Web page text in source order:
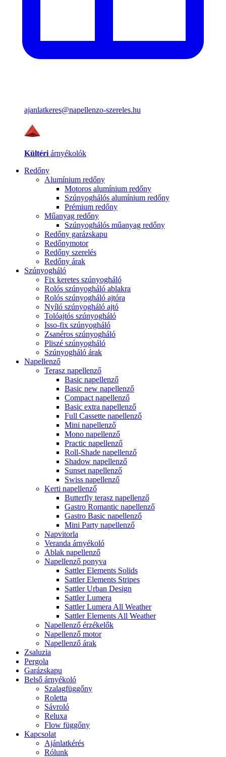
ajanlatkeres@napellenzo-szereles.hu
Kültéri árnyékolók
Redőny
Alumínium redőny
Motoros alumínium redőny
Szúnyoghálós alumínium redőny
Prémium redőny
Műanyag redőny
Szúnyoghálós műanyag redőny
Redőny garázskapu
Redőnymotor
Redőny szerelés
Redőny árak
Szúnyogháló
Fix keretes szúnyogháló
Rolós szúnyogháló ablakra
Rolós szúnyogháló ajtóra
Nyíló szúnyogháló ajtó
Tolóajtós szúnyogháló
Isso-fix szúnyogháló
Zsanéros szúnyogháló
Pliszé szúnyogháló
Szúnyogháló árak
Napellenző
Terasz napellenző
Basic napellenző
Basic new napellenző
Compact napellenző
Basic extra napellenző
Full Cassette napellenző
Mini napellenző
Mono napellenző
Practic napellenző
Roll-Shade napellenző
Shadow napellenző
Sunset napellenző
Swiss napellenző
Kerti napellenző
Butterfly terasz napellenző
Gastro Romantic napellenző
Gastro Basic napellenző
Mini Party napellenző
Napvitorla
Veranda árnyékoló
Ablak napellenző
Napellenző ponyva
Sattler Elements Solids
Sattler Elements Stripes
Sattler Urban Design
Sattler Lumera
Sattler Lumera All Weather
Sattler Elements All Weather
Napellenző érzékelők
Napellenző motor
Napellenző árak
Zsaluzia
Pergola
Garázskapu
Belső árnyékoló
Szalagfüggőny
Roletta
Sávroló
Reluxa
Flow függőny
Kapcsolat
Ajánlatkérés
Rólunk